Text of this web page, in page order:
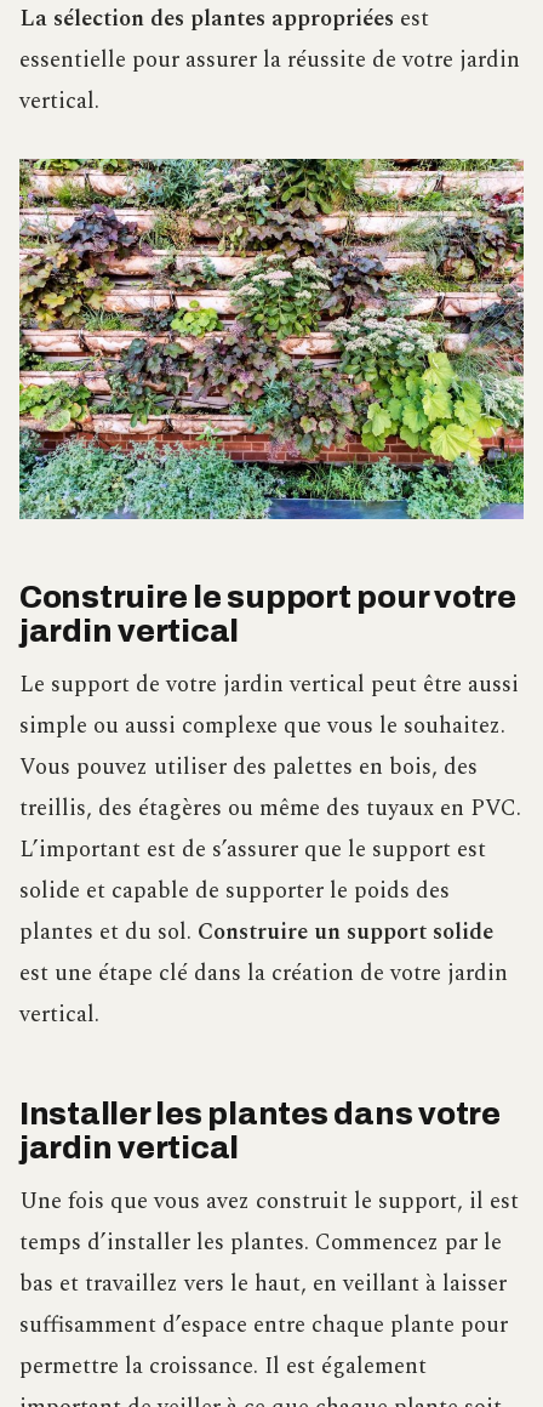
La sélection des plantes appropriées est
essentielle pour assurer la réussite de votre jardin
vertical.
Construire le support pour votre
jardin vertical
Le support de votre jardin vertical peut être aussi
simple ou aussi complexe que vous le souhaitez.
Vous pouvez utiliser des palettes en bois, des
treillis, des étagères ou même des tuyaux en PVC.
L’important est de s’assurer que le support est
solide et capable de supporter le poids des
plantes et du sol. Construire un support solide
est une étape clé dans la création de votre jardin
vertical.
Installer les plantes dans votre
jardin vertical
Une fois que vous avez construit le support, il est
temps d’installer les plantes. Commencez par le
bas et travaillez vers le haut, en veillant à laisser
suffisamment d’espace entre chaque plante pour
permettre la croissance. Il est également